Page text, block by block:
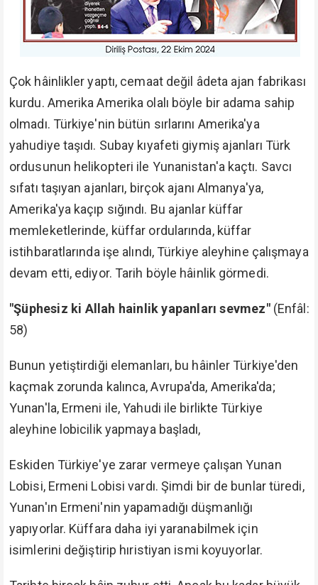
Eskiden Türkiye'ye zarar vermeye çalışan Yunan
Lobisi, Ermeni Lobisi vardı. Şimdi bir de bunlar türedi,
Yunan'ın Ermeni'nin yapamadığı düşmanlığı
yapıyorlar. Küffara daha iyi yaranabilmek için
isimlerini değiştirip hıristiyan ismi koyuyorlar.
Tarihte birçok hâin zuhur etti. Ancak bu kadar büyük
bir ihanet ilk defa zuhur etti.
İhânet şebekesinin başı kesildi. Türkiye'nin gözü
aydın olsun. Allah hâinleri kahretsin.
"Allah, hâin ve nankör hiç kimseyi sevmez."(Hacc:
"O gün herkese kazandığının karşılığı verilir. O gün
hesabı çabuk görendir.
Resul'üm! Onları o yaklaşan güne karşı uyar. Öyle
bir gün ki, yürekleri ağızlarına gelir ve
dostu ne de sözü dinlenecek bir şefaatçısı vardır.
Allah gözlerin hâin bakışını, göğüslerin gizlediği
her şeyi bilir."(Mü'min: 18-20)